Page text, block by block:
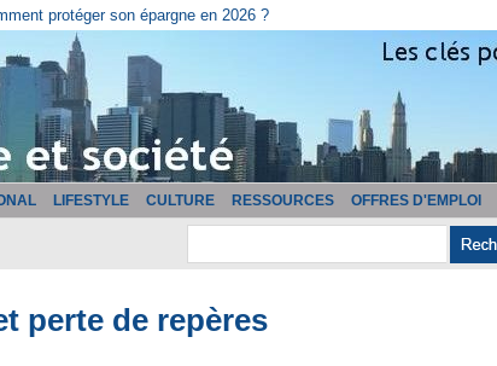
de facturation ?
LIFESTYLE CULTURE RESSOURCES OFFRES D'EMPLOI
perte de repères